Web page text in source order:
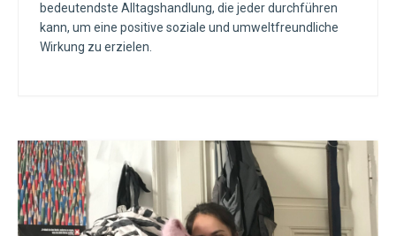
bedeutendste Alltagshandlung, die jeder durchführen
kann, um eine positive soziale und umweltfreundliche
Wirkung zu erzielen.